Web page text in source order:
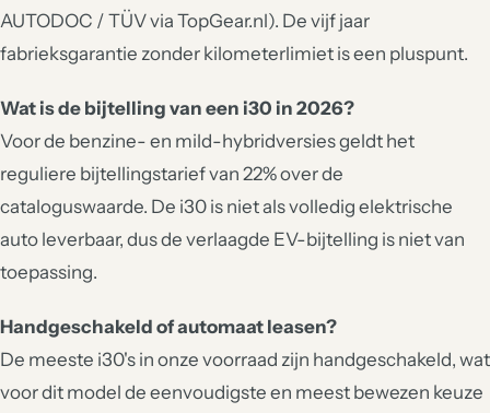
AUTODOC / TÜV via TopGear.nl). De vijf jaar
fabrieksgarantie zonder kilometerlimiet is een pluspunt.
Wat is de bijtelling van een i30 in 2026?
Voor de benzine- en mild-hybridversies geldt het
reguliere bijtellingstarief van 22% over de
cataloguswaarde. De i30 is niet als volledig elektrische
auto leverbaar, dus de verlaagde EV-bijtelling is niet van
toepassing.
Handgeschakeld of automaat leasen?
De meeste i30's in onze voorraad zijn handgeschakeld, wat
voor dit model de eenvoudigste en meest bewezen keuze